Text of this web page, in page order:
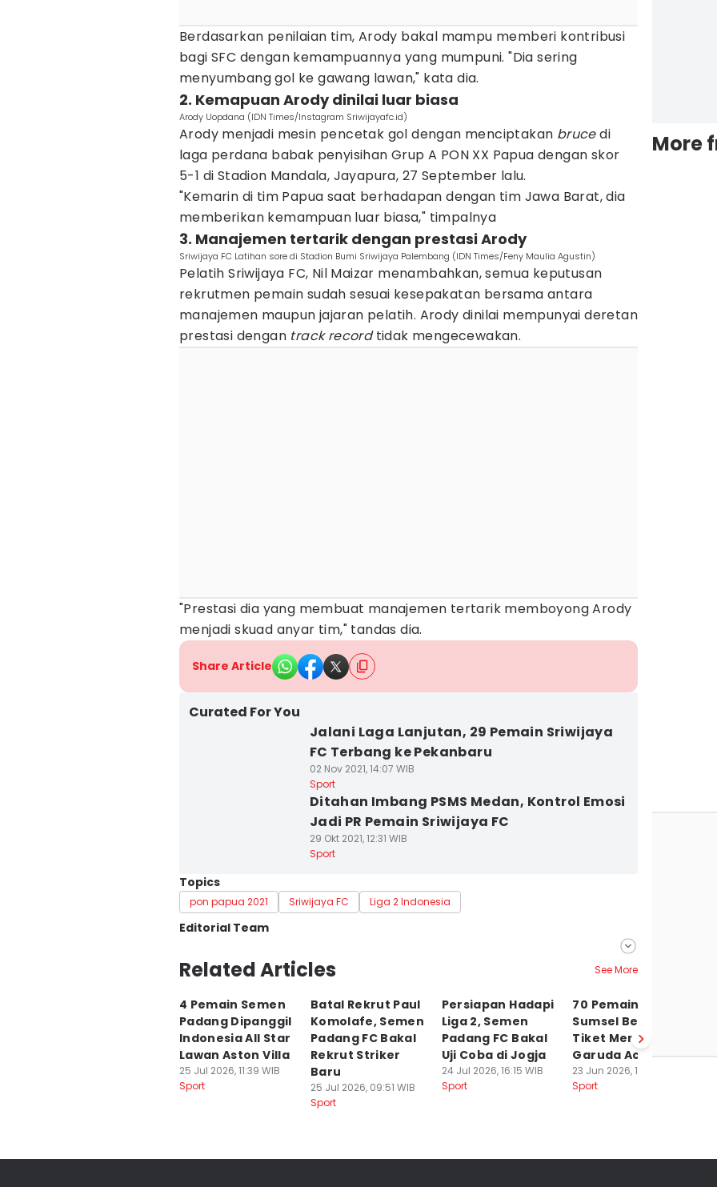
Berdasarkan penilaian tim, Arody bakal mampu memberi kontribusi
bagi SFC dengan kemampuannya yang mumpuni. "Dia sering
menyumbang gol ke gawang lawan," kata dia.
2. Kemapuan Arody dinilai luar biasa
Arody Uopdana (IDN Times/Instagram Sriwijayafc.id)
Arody menjadi mesin pencetak gol dengan menciptakan brucedi
laga perdana babak penyisihan Grup A PON XX Papua dengan skor
5-1 di Stadion Mandala, Jayapura, 27 September lalu.
"Kemarin di tim Papua saat berhadapan dengan tim Jawa Barat, dia
memberikan kemampuan luar biasa," timpalnya
3. Manajemen tertarik dengan prestasi Arody
Sriwijaya FC Latihan sore di Stadion Bumi Sriwijaya Palembang (IDN Times/Feny Maulia Agustin)
Pelatih Sriwijaya FC, Nil Maizar menambahkan, semua keputusan
rekrutmen pemain sudah sesuai kesepakatan bersama antara
manajemen maupun jajaran pelatih. Arody dinilai mempunyai deretan
prestasi dengan track recordtidak mengecewakan.
"Prestasi dia yang membuat manajemen tertarik memboyong Arody
menjadi skuad anyar tim," tandas dia.
Share Article
Curated For You
Jalani Laga Lanjutan, 29 Pemain Sriwijaya
FC Terbang ke Pekanbaru
02 Nov 2021, 14:07 WIB
Sport
Ditahan Imbang PSMS Medan, Kontrol Emosi
Jadi PR Pemain Sriwijaya FC
29 Okt 2021, 12:31 WIB
Sport
Topics
pon papua 2021 Sriwijaya FC Liga 2 Indonesia
Editorial Team
Editor
Feny Maulia Agustin
Editor
Deryardli Tiarhendi
Related Articles See More
4 Pemain Semen
Padang Dipanggil
Indonesia All Star
Lawan Aston Villa
25 Jul 2026, 11:39 WIB
Sport
Batal Rekrut Paul
Komolafe, Semen
Padang FC Bakal
Rekrut Striker
Baru
25 Jul 2026, 09:51 WIB
Sport
Persiapan Hadapi
Liga 2, Semen
Padang FC Bakal
Uji Coba di Jogja
24 Jul 2026, 16:15 WIB
Sport
70 Pemain Muda
Sumsel Berebut 6
Tiket Menuju
Garuda Academy
23 Jun 2026, 14:06 WIB
Sport
More